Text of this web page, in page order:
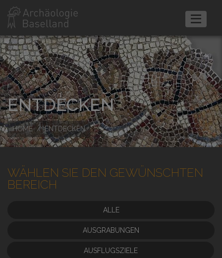
ENTDECKEN
HOME ENTDECKEN
WÄHLEN SIE DEN GEWÜNSCHTEN
BEREICH
ALLE
AUSGRABUNGEN
AUSFLUGSZIELE